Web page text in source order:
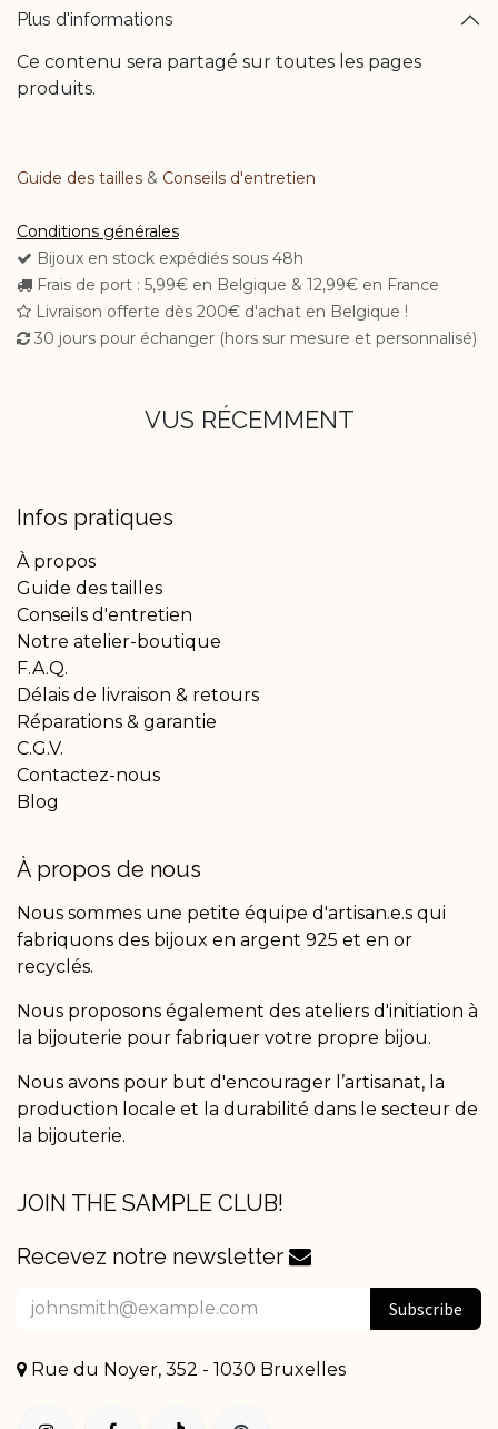
Plus d'informations
Ce contenu sera partagé sur toutes les pages
produits.
Guide des tailles & Conseils d'entretien​
Conditions générales
Bijoux en stock expédiés sous 48h
Frais de port : 5,99€ en Belgique & 12,99€ en France
Livraison offerte dès 200€ d'achat en Belgique !
30 jours pour échanger (hors sur mesure et personnalisé)
VUS RÉCEMMENT
Infos pratiques
À propos
Guide des tailles
Conseils d'entretien
Notre atelier-boutique
F.A.Q.
Délais de livraison & retours
Réparations & garantie
C.G.V.
Contactez-nous
Blog
À propos de nous
Nous sommes une petite équipe d'artisan.e.s qui
fabriquons des bijoux en argent 925 et en or
recyclés.
Nous proposons également des ateliers d'initiation à
la bijouterie pour fabriquer votre propre bijou.
Nous avons pour but d'encourager l’artisanat, la
production locale et la durabilité dans le secteur de
la bijouterie.
JOIN THE SAMPLE CLUB!
Recevez notre newsletter
Subscribe
Rue du Noyer, 352 - 1030 Bruxelles